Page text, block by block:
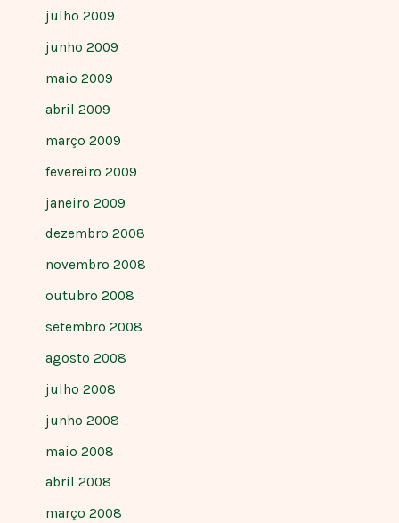
julho 2009
junho 2009
maio 2009
abril 2009
março 2009
fevereiro 2009
janeiro 2009
dezembro 2008
novembro 2008
outubro 2008
setembro 2008
agosto 2008
julho 2008
junho 2008
maio 2008
abril 2008
março 2008